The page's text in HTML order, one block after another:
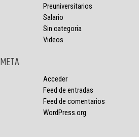
Preuniversitarios
Salario
Sin categoria
Videos
META
Acceder
Feed de entradas
Feed de comentarios
WordPress.org